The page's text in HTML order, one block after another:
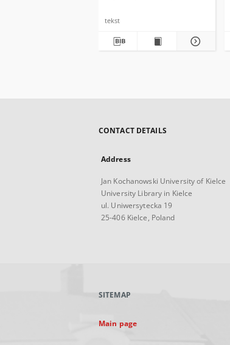
tekst
CONTACT DETAILS
Address
Jan Kochanowski University of Kielce
University Library in Kielce
ul. Uniwersytecka 19
25-406 Kielce, Poland
SITEMAP
Main page